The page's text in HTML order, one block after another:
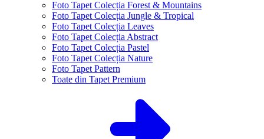
Foto Tapet Colecția Forest & Mountains
Foto Tapet Colecția Jungle & Tropical
Foto Tapet Colecția Leaves
Foto Tapet Colecția Abstract
Foto Tapet Colecția Pastel
Foto Tapet Colecția Nature
Foto Tapet Pattern
Toate din Tapet Premium